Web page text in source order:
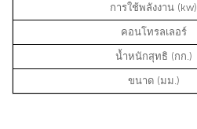
การใช้พลังงาน (kw)
คอนโทรลเลอร์
น้ำหนักสุทธิ (กก.)
ขนาด (มม.)